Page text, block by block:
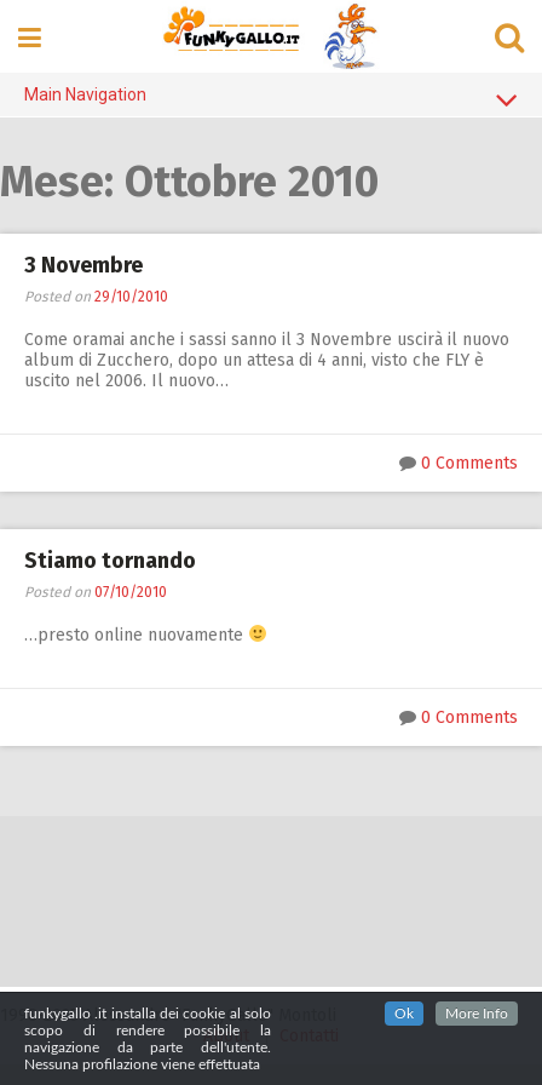
content
Main Navigation
Alanis Morissette
Cristicchi
Madonna
R.E.M.
Contatti
Mese: Ottobre 2010
3 Novembre
Posted on 29/10/2010
Come oramai anche i sassi sanno il 3 Novembre uscirà il nuovo
album di Zucchero, dopo un attesa di 4 anni, visto che FLY è
uscito nel 2006. Il nuovo…
0 Comments
Stiamo tornando
Posted on 07/10/2010
…presto online nuovamente
0 Comments
1998-2025 Alessandro "FunkyGallo" Montoli
About
funkygallo .it installa dei cookie al solo
scopo di rendere possibile la
navigazione da parte dell'utente.
Nessuna profilazione viene effettuata
Ok More Info